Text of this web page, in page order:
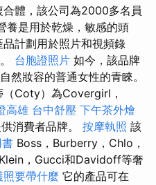
體，該公司為2000多名員
養是用於乾燥，敏感的頭
計劃用於照片和視頻錄
台胞證照片 如今，該品牌
然妝容的普通女性的青睞。
Coty）為Covergirl，
高雄 台中舒壓 下午茶外燴
消費者品牌。 按摩執照 該
Boss，Burberry，Chlo，
Klein，Gucci和Davidoff等奢
照要帶什麼 它的產品可在